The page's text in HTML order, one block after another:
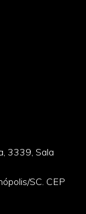
3339, Sala
SC. CEP